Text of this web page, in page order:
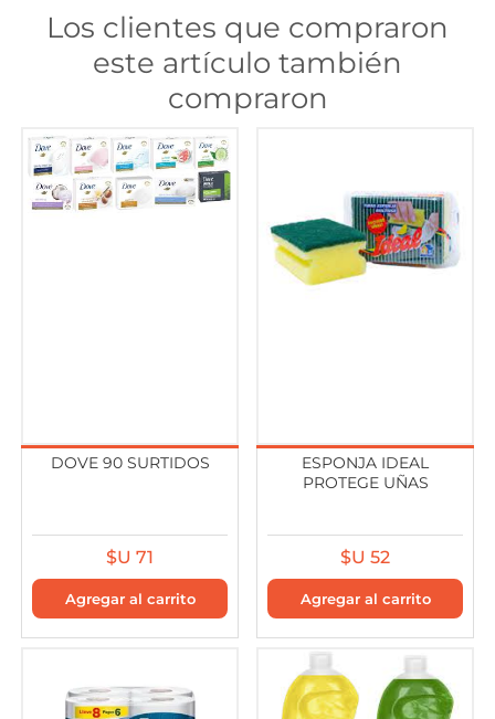
Los clientes que compraron
este artículo también
compraron
DOVE 90 SURTIDOS
$U 71
ESPONJA IDEAL
PROTEGE UÑAS
$U 52